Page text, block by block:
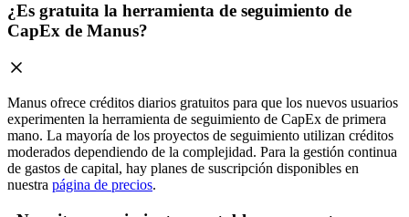
¿Es gratuita la herramienta de seguimiento de
CapEx de Manus?
Manus ofrece créditos diarios gratuitos para que los nuevos usuarios
experimenten la herramienta de seguimiento de CapEx de primera
mano. La mayoría de los proyectos de seguimiento utilizan créditos
moderados dependiendo de la complejidad. Para la gestión continua
de gastos de capital, hay planes de suscripción disponibles en
nuestra página de precios.